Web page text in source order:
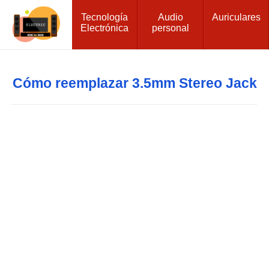
Tecnología
Electrónica
Audio
personal
Auriculares
Cómo reemplazar 3.5mm Stereo Jack